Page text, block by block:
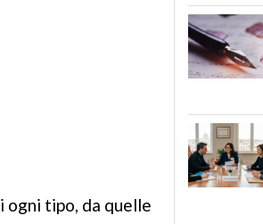
ogni tipo, da quelle